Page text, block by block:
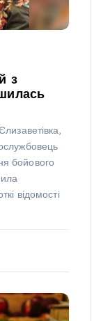
з
бойового
відомості